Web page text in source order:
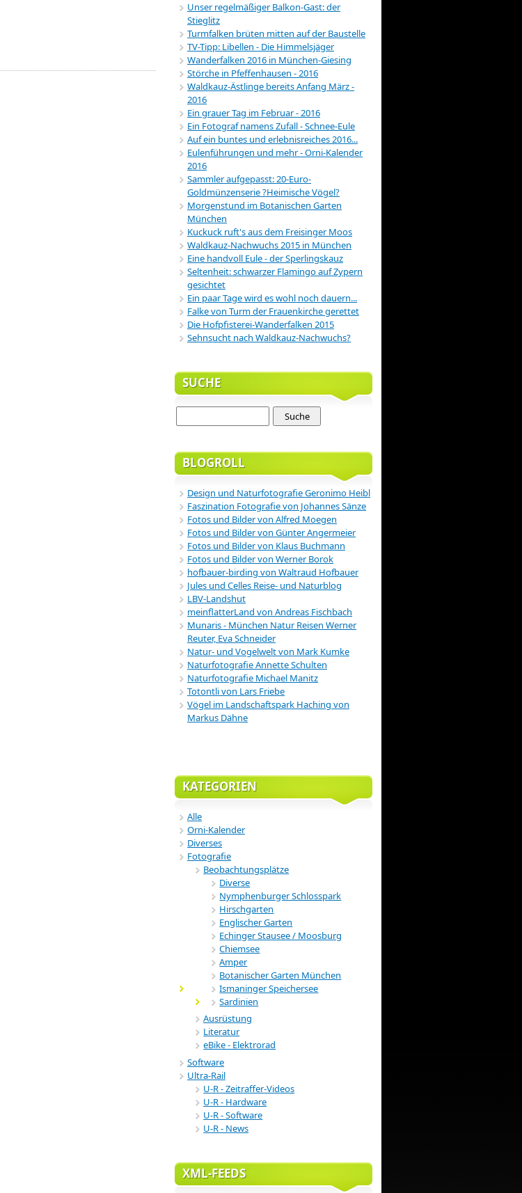
Unser regelmäßiger Balkon-Gast: der
Stieglitz
Turmfalken brüten mitten auf der Baustelle
TV-Tipp: Libellen - Die Himmelsjäger
Wanderfalken 2016 in München-Giesing
Störche in Pfeffenhausen - 2016
Waldkauz-Ästlinge bereits Anfang März -
2016
Ein grauer Tag im Februar - 2016
Ein Fotograf namens Zufall - Schnee-Eule
Auf ein buntes und erlebnisreiches 2016...
Eulenführungen und mehr - Orni-Kalender
2016
Sammler aufgepasst: 20-Euro-
Goldmünzenserie ?Heimische Vögel?
Morgenstund im Botanischen Garten
München
Kuckuck ruft's aus dem Freisinger Moos
Waldkauz-Nachwuchs 2015 in München
Eine handvoll Eule - der Sperlingskauz
Seltenheit: schwarzer Flamingo auf Zypern
gesichtet
Ein paar Tage wird es wohl noch dauern...
Falke von Turm der Frauenkirche gerettet
Die Hofpfisterei-Wanderfalken 2015
Sehnsucht nach Waldkauz-Nachwuchs?
SUCHE
BLOGROLL
Design und Naturfotografie Geronimo Heibl
Faszination Fotografie von Johannes Sänze
Fotos und Bilder von Alfred Moegen
Fotos und Bilder von Günter Angermeier
Fotos und Bilder von Klaus Buchmann
Fotos und Bilder von Werner Borok
hofbauer-birding von Waltraud Hofbauer
Jules und Celles Reise- und Naturblog
LBV-Landshut
meinflatterLand von Andreas Fischbach
Munaris - München Natur Reisen Werner
Reuter, Eva Schneider
Natur- und Vogelwelt von Mark Kumke
Naturfotografie Annette Schulten
Naturfotografie Michael Manitz
Totontli von Lars Friebe
Vögel im Landschaftspark Haching von
Markus Dähne
KATEGORIEN
Alle
Orni-Kalender
Diverses
Fotografie
Beobachtungsplätze
Diverse
Nymphenburger Schlosspark
Hirschgarten
Englischer Garten
Echinger Stausee / Moosburg
Chiemsee
Amper
Botanischer Garten München
Ismaninger Speichersee
Sardinien
Ausrüstung
Literatur
eBike - Elektrorad
Software
Ultra-Rail
U-R - Zeitraffer-Videos
U-R - Hardware
U-R - Software
U-R - News
XML-FEEDS